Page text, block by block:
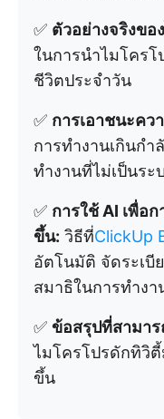
✅ ตัวอย่างจริงขอ
ในการนำไมโคร
ชีวิตประจำวัน
✅ การเอาชนะคว
การทำงานเกินกำ
ทำงานที่ไม่เป็นระ
✅ การใช้ AI เพื่อ
ขึ้น: วิธีที่ClickUp
อัตโนมัติ จัดระเบี
สมาธิในการทำงา
✅ ข้อสรุปที่สามา
ไมโครโปรดักทิวิ
ขึ้น